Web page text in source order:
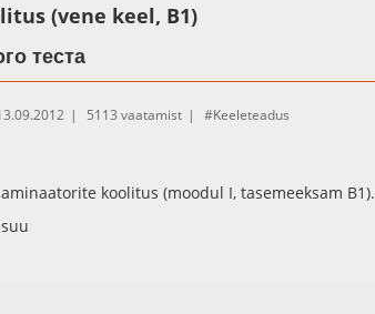
(vene keel, B1)
теста
5113 vaatamist Keeleteadus
koolitus (moodul I, tasemeeksam B1).